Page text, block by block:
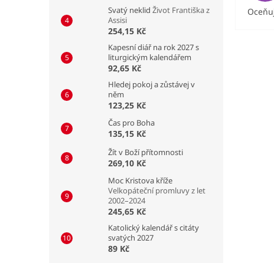
Svatý neklid Život Františka z
Assisi
254,15 Kč
Kapesní diář na rok 2027 s
liturgickým kalendářem
92,65 Kč
Hledej pokoj a zůstávej v
něm
123,25 Kč
Čas pro Boha
135,15 Kč
Žít v Boží přítomnosti
269,10 Kč
Moc Kristova kříže
Velkopáteční promluvy z let
2002–2024
245,65 Kč
Katolický kalendář s citáty
svatých 2027
89 Kč